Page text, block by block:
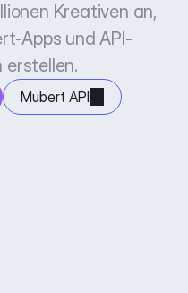
Kreativen an,
Apps und API-
erstellen.
Mubert API